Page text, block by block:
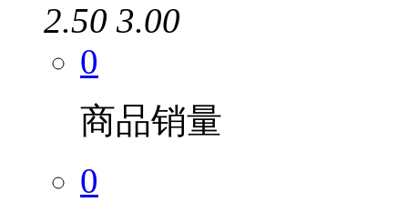
2.50 3.00
0
商品销量
0